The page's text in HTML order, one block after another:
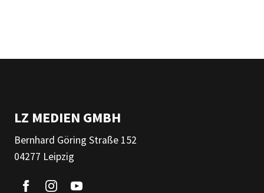
LZ MEDIEN GMBH
Bernhard Göring Straße 152
04277 Leipzig